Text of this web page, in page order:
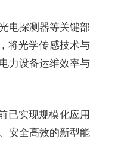
电探测器等关键部
将光学传感技术与
力设备运维效率与
已实现规模化应用
安全高效的新型能